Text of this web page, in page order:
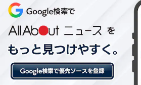
を呼んでいます。
回答者からは、「原作同様の迫力を
る（46歳男性）」「アニメも原作も
らない点（37歳女性）」「細かい
敬します（36歳女性）」「初期のこ